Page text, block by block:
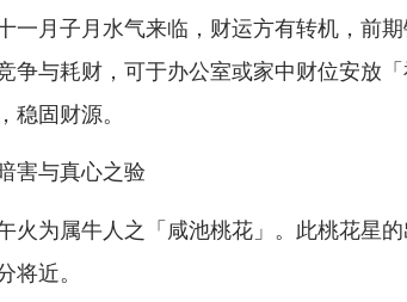
一月子月水气来临，财运方有转机，前
争与耗财，可于办公室或家中财位安放
固财源。
害与真心之验
火为属牛人之「咸池桃花」。此桃花星
近。